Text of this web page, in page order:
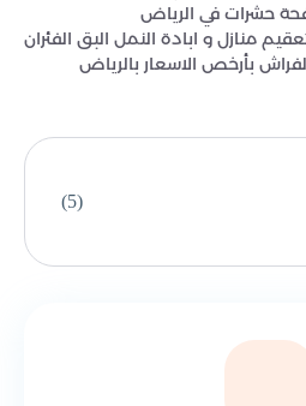
حشرات في الرياض
منازل و ابادة النمل البق الفئران
بأرخص الاسعار بالرياض
(5)